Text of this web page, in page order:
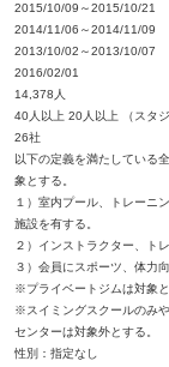
2015/10/09～2015/10/21
2014/11/06～2014/11/09
2013/10/02～2013/10/07
2016/02/01
14,378人
40人以上 20人以上 （スタジ
26社
以下の定義を満たしている
象とする。
１）室内プール、トレーニ
施設を有する。
２）インストラクター、ト
３）会員にスポーツ、体力
※プライベートジムは対象と
※スイミングスクールのみ
センターは対象外とする。
性別：指定なし